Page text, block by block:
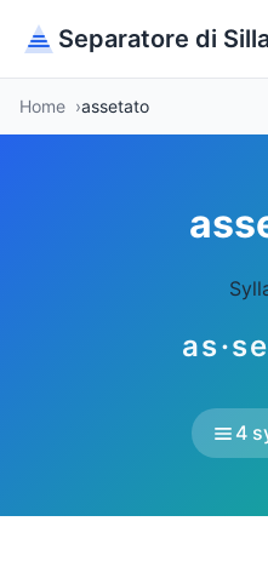
Separatore di
Home assetato
4